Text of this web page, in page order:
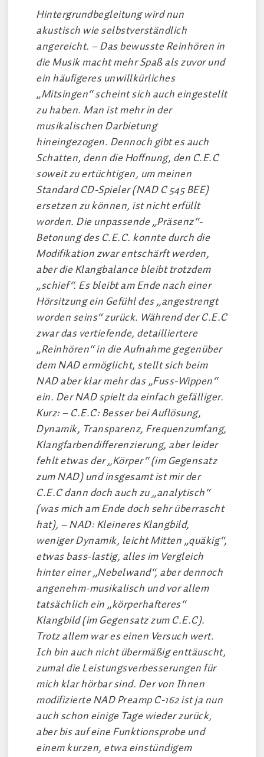
Hintergrundbegleitung wird nun
akustisch wie selbstverständlich
angereicht. – Das bewusste Reinhören in
die Musik macht mehr Spaß als zuvor und
ein häufigeres unwillkürliches
„Mitsingen“ scheint sich auch eingestellt
zu haben. Man ist mehr in der
musikalischen Darbietung
hineingezogen. Dennoch gibt es auch
Schatten, denn die Hoffnung, den C.E.C
soweit zu ertüchtigen, um meinen
Standard CD-Spieler (NAD C 545 BEE)
ersetzen zu können, ist nicht erfüllt
worden. Die unpassende „Präsenz“-
Betonung des C.E.C. konnte durch die
Modifikation zwar entschärft werden,
aber die Klangbalance bleibt trotzdem
„schief“. Es bleibt am Ende nach einer
Hörsitzung ein Gefühl des „angestrengt
worden seins“ zurück. Während der C.E.C
zwar das vertiefende, detailliertere
„Reinhören“ in die Aufnahme gegenüber
dem NAD ermöglicht, stellt sich beim
NAD aber klar mehr das „Fuss-Wippen“
ein. Der NAD spielt da einfach gefälliger.
Kurz: – C.E.C: Besser bei Auflösung,
Dynamik, Transparenz, Frequenzumfang,
Klangfarbendifferenzierung, aber leider
fehlt etwas der „Körper“ (im Gegensatz
zum NAD) und insgesamt ist mir der
C.E.C dann doch auch zu „analytisch“
(was mich am Ende doch sehr überrascht
hat), – NAD: Kleineres Klangbild,
weniger Dynamik, leicht Mitten „quäkig“,
etwas bass-lastig, alles im Vergleich
hinter einer „Nebelwand“, aber dennoch
angenehm-musikalisch und vor allem
tatsächlich ein „körperhafteres“
Klangbild (im Gegensatz zum C.E.C).
Trotz allem war es einen Versuch wert.
Ich bin auch nicht übermäßig enttäuscht,
zumal die Leistungsverbesserungen für
mich klar hörbar sind. Der von Ihnen
modifizierte NAD Preamp C-162 ist ja nun
auch schon einige Tage wieder zurück,
aber bis auf eine Funktionsprobe und
einem kurzen, etwa einstündigem